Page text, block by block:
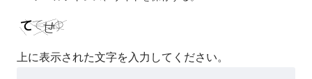
やる夫のせいでなのは悪堕ち
上に表示された文字を入力してください。